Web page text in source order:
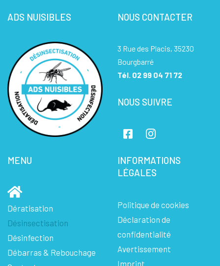
ADS NUISIBLES NOUS CONTACTER
3 Rue des Placis, 35230
Bourgbarré
Tél. 02 99 04 71 72
NOUS SUIVRE
MENU
Dératisation
Désinsectisation
Désinfection
Débarras & Rebouchage
INFORMATIONS
LÉGALES
Politique de cookies
Déclaration de
confidentialité
Avertissement
Imprint